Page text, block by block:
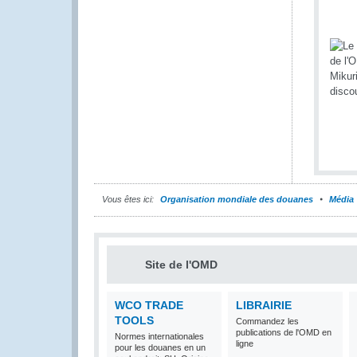
Vous êtes ici: Organisation mondiale des douanes Média
Site de l'OMD
WCO TRADE
TOOLS
Normes internationales
pour les douanes en un
LIBRAIRIE
Commandez les
publications de l'OMD en
ligne